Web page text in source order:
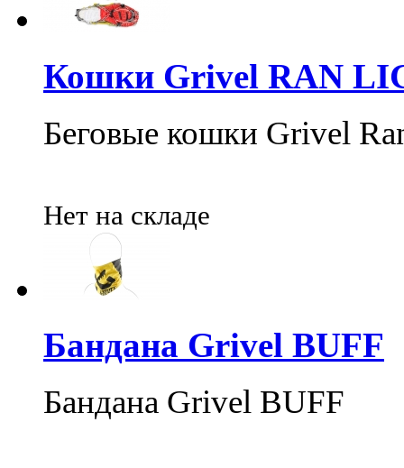
Кошки Grivel RAN
Беговые кошки Grivel
Нет на складе
Бандана Grivel BUFF
Бандана Grivel BUFF